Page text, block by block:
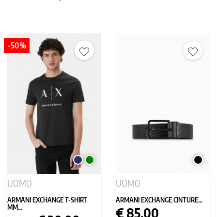
BLU
SCURO
VERDE
UOMO
ARMANI EXCHANGE T-SHIRT
MM...
-50%
NERO
UOMO
ARMANI EXCHANGE CINTURE...
Prezzo
€ 85,00